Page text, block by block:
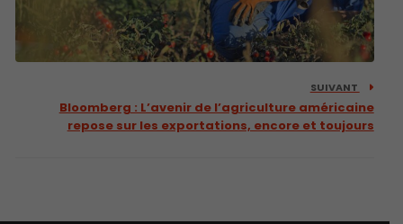
SUIVANT
Bloomberg : L’avenir de l’agriculture américaine
repose sur les exportations, encore et toujours